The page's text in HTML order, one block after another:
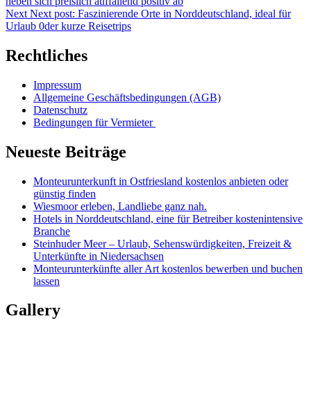
Next Next post: Faszinierende Orte in Norddeutschland, ideal für
Urlaub 0der kurze Reisetrips
Rechtliches
Impressum
Allgemeine Geschäftsbedingungen (AGB)
Datenschutz
Bedingungen für Vermieter
Neueste Beiträge
Monteurunterkunft in Ostfriesland kostenlos anbieten oder
günstig finden
Wiesmoor erleben, Landliebe ganz nah.
Hotels in Norddeutschland, eine für Betreiber kostenintensive
Branche
Steinhuder Meer – Urlaub, Sehenswürdigkeiten, Freizeit &
Unterkünfte in Niedersachsen
Monteurunterkünfte aller Art kostenlos bewerben und buchen
lassen
Gallery